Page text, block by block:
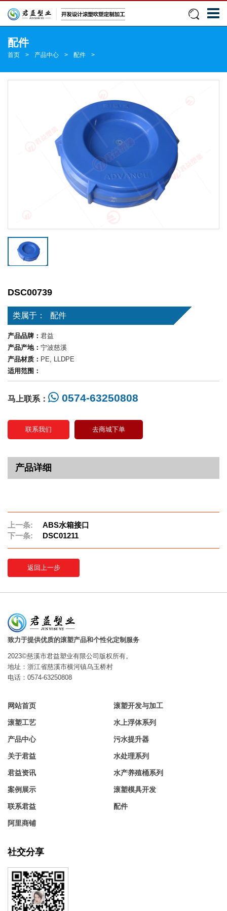
配件
首页 > 产品中心 > 配件 >
DSC00739
类属于： 配件
产品品牌： 君益
产品产地： 宁波慈溪
产品材质： PE, LLDPE
适用范围：
马上联系： 0574-63250808
联系我们 去商城下单
产品详细
上一条:
ABS水箱接口
下一条:
DSC01211
返回上一步
致力于提供优质的滚塑产品和个性化定制服务
2023©慈溪市君益塑业有限公司版权所有。
地址：浙江省慈溪市横河镇乌玉桥村
电话：0574-63250808
网站首页
滚塑工艺
产品中心
关于君益
君益资讯
案例展示
联系君益
阿里商铺
滚塑开发与加工
水上浮体系列
污水提升器
水处理系列
水产养殖桶系列
滚塑模具开发
配件
社交分享